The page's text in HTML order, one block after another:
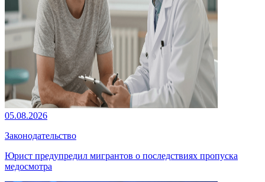
05.08.2026
Законодательство
Юрист предупредил мигрантов о последствиях пропуска
медосмотра